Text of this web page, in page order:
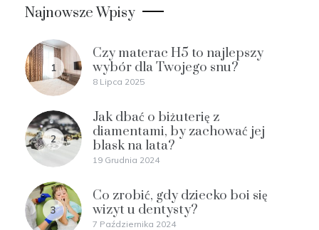
Najnowsze Wpisy
1
Czy materac H5 to najlepszy
wybór dla Twojego snu?
8 Lipca 2025
2
Jak dbać o biżuterię z
diamentami, by zachować jej
blask na lata?
19 Grudnia 2024
3
Co zrobić, gdy dziecko boi się
wizyt u dentysty?
7 Października 2024